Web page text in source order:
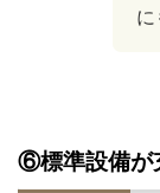
に
⑥標準設備が